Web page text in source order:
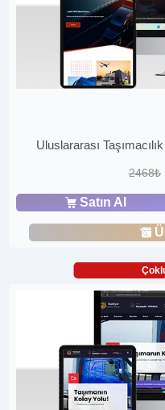
Uluslararası
2468₺
Satın Al